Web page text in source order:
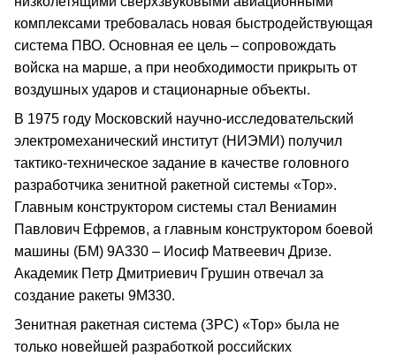
комплексами требовалась новая быстродействующая
система ПВО. Основная ее цель – сопровождать
войска на марше, а при необходимости прикрыть от
воздушных ударов и стационарные объекты.
В 1975 году Московский научно-исследовательский
электромеханический институт (НИЭМИ) получил
тактико-техническое задание в качестве головного
разработчика зенитной ракетной системы «Тор».
Главным конструктором системы стал Вениамин
Павлович Ефремов, а главным конструктором боевой
машины (БМ) 9А330 – Иосиф Матвеевич Дризе.
Академик Петр Дмитриевич Грушин отвечал за
создание ракеты 9М330.
Зенитная ракетная система (ЗРС) «Тор» была не
только новейшей разработкой российских